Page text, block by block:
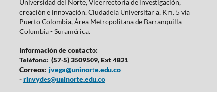
Universidad del Norte, Vicerrectoría de investigación,
creación e innovación. Ciudadela Universitaria, Km. 5 vía
Puerto Colombia, Área Metropolitana de Barranquilla-
Colombia - Suramérica.
Información de contacto:
Teléfono: (57-5) 3509509, Ext 4821
Correos: jvega@uninorte.edu.co
-rinvydes@uninorte.edu.co